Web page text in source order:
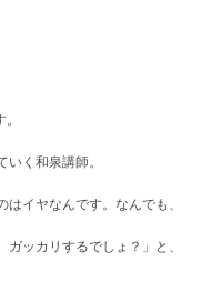
いく和泉講師。
イヤなんです。なんでも、
ッカリするでしょ？」と、